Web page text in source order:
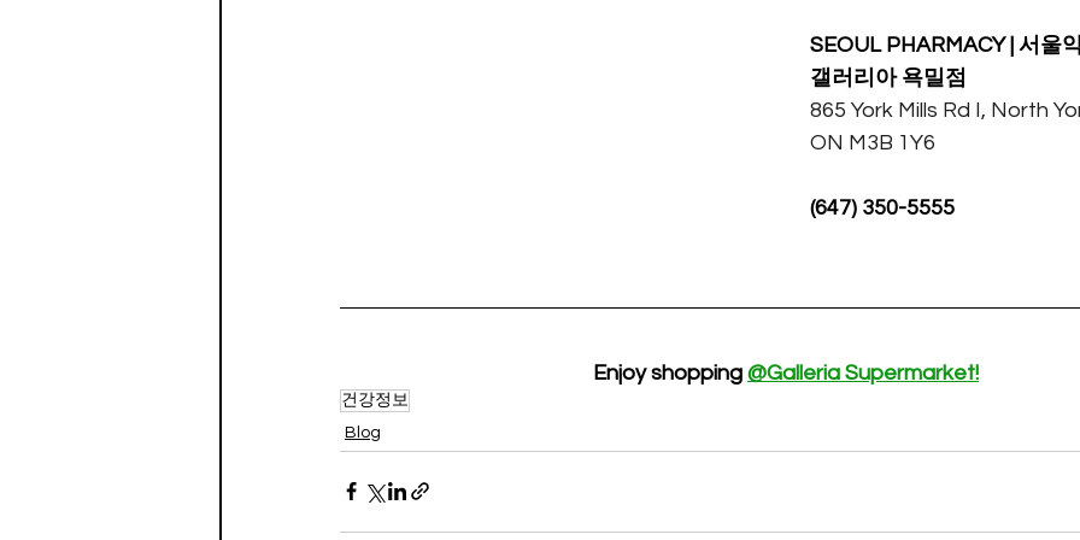
SEOUL PHARMACY | 서울
갤러리아 욕밀점
865 York Mills Rd I, North
ON M3B 1Y6
(647) 350-5555
Enjoy shopping @Galleria Supermarket!
건강정보
Blog